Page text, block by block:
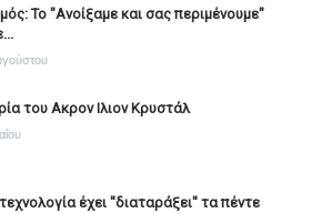
Το "Ανοίξαμε και σας περιμένουμε"
του Ακρον Ιλιον Κρυστάλ
έχει ''διαταράξει'' τα πέντε